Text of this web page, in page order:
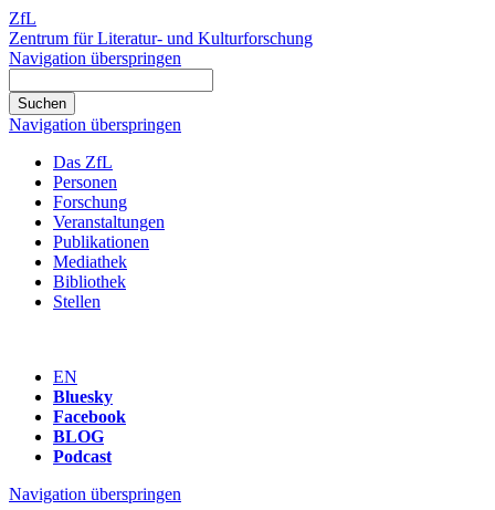
ZfL
Zentrum für Literatur- und Kulturforschung
Navigation überspringen
Navigation überspringen
Das ZfL
Personen
Forschung
Veranstaltungen
Publikationen
Mediathek
Bibliothek
Stellen
EN
Bluesky
Facebook
BLOG
Podcast
Navigation überspringen